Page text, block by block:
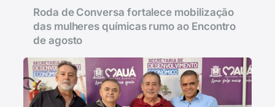
Roda de Conversa fortalece mobilização
das mulheres químicas rumo ao Encontro
de agosto